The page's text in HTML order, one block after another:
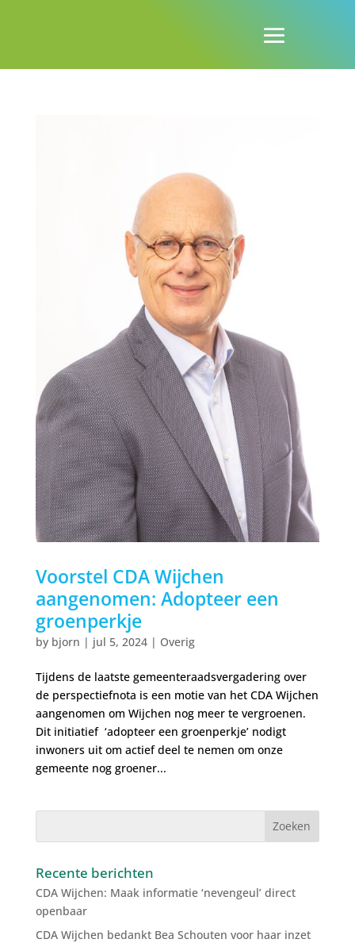
Voorstel CDA Wijchen
aangenomen: Adopteer een
groenperkje
by bjorn | jul 5, 2024| Overig
Tijdens de laatste gemeenteraadsvergadering over
de perspectiefnota is een motie van het CDA Wijchen
aangenomen om Wijchen nog meer te vergroenen.
Dit initiatief ‘adopteer een groenperkje’ nodigt
inwoners uit om actief deel te nemen om onze
gemeente nog groener...
Recente berichten
CDA Wijchen: Maak informatie ‘nevengeul’ direct
openbaar
CDA Wijchen bedankt Bea Schouten voor haar inzet